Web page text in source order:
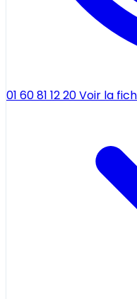
01 60 81 12 20Voir la